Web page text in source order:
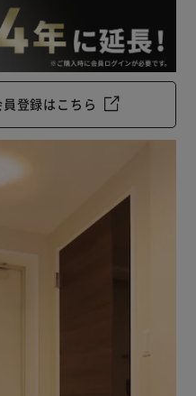
登録はこちら